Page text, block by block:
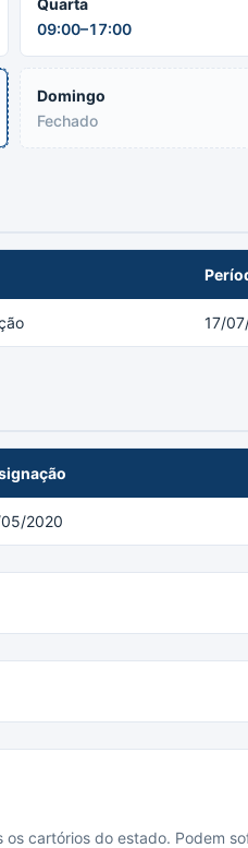
09:00–17:00
Domingo
Fechado
17/
2020
cartórios do estado. Podem